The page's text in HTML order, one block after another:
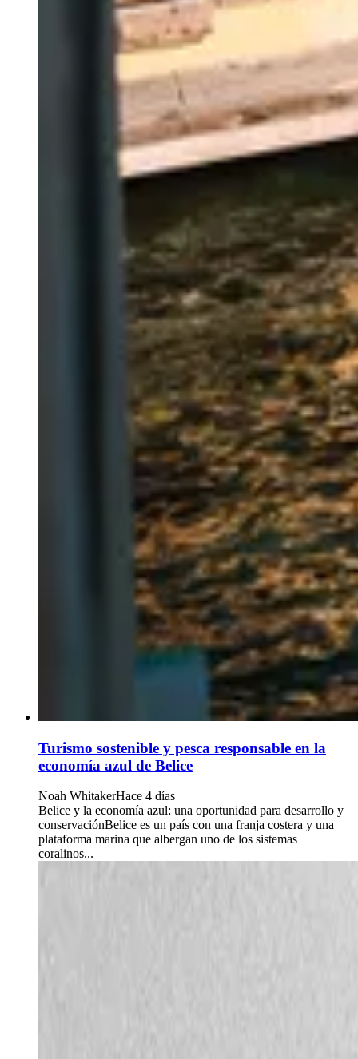
Turismo sostenible y pesca responsable en la
economía azul de Belice
Noah WhitakerHace 4 días
Belice y la economía azul: una oportunidad para desarrollo y
conservaciónBelice es un país con una franja costera y una
plataforma marina que albergan uno de los sistemas
coralinos...